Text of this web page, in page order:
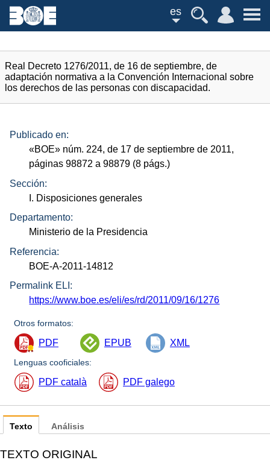
es
Real Decreto 1276/2011, de 16 de septiembre, de
adaptación normativa a la Convención Internacional sobre
los derechos de las personas con discapacidad.
Publicado en:
«BOE» núm. 224, de 17 de septiembre de 2011,
páginas 98872 a 98879 (8 págs.)
Sección:
I. Disposiciones generales
Departamento:
Ministerio de la Presidencia
Referencia:
BOE-A-2011-14812
Permalink ELI:
https://www.boe.es/eli/es/rd/2011/09/16/1276
Otros formatos:
PDF EPUB XML
Lenguas cooficiales:
PDF català PDF galego
Texto
TEXTO ORIGINAL
Análisis